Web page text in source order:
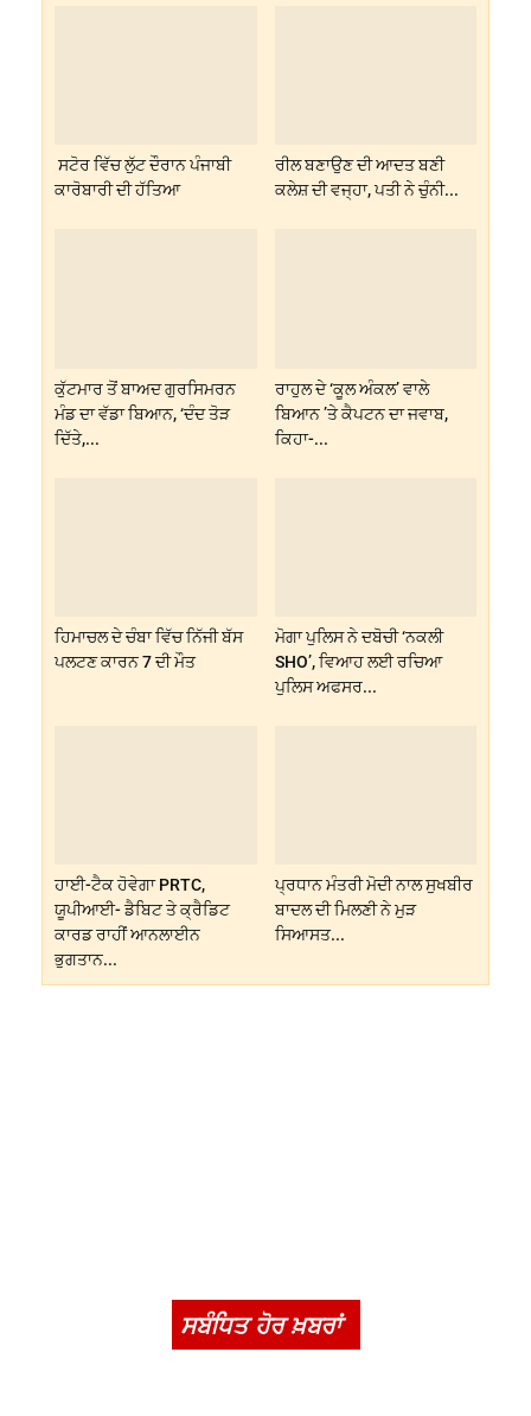
ਸਟੋਰ ਵਿੱਚ ਲੁੱਟ ਦੌਰਾਨ ਪੰਜਾਬੀ
ਕਾਰੋਬਾਰੀ ਦੀ ਹੱਤਿਆ
ਰੀਲ ਬਣਾਉਣ ਦੀ ਆਦਤ ਬਣੀ
ਕਲੇਸ਼ ਦੀ ਵਜ੍ਹਾ, ਪਤੀ ਨੇ ਚੁੰਨੀ...
ਕੁੱਟਮਾਰ ਤੋਂ ਬਾਅਦ ਗੁਰਸਿਮਰਨ
ਮੰਡ ਦਾ ਵੱਡਾ ਬਿਆਨ, ‘ਦੰਦ ਤੋੜ
ਦਿੱਤੇ,...
ਰਾਹੁਲ ਦੇ ‘ਕੂਲ ਅੰਕਲ’ ਵਾਲੇ
ਬਿਆਨ ’ਤੇ ਕੈਪਟਨ ਦਾ ਜਵਾਬ,
ਕਿਹਾ-...
ਹਿਮਾਚਲ ਦੇ ਚੰਬਾ ਵਿੱਚ ਨਿੱਜੀ ਬੱਸ
ਪਲਟਣ ਕਾਰਨ 7 ਦੀ ਮੌਤ
ਮੋਗਾ ਪੁਲਿਸ ਨੇ ਦਬੋਚੀ ‘ਨਕਲੀ
SHO’, ਵਿਆਹ ਲਈ ਰਚਿਆ
ਪੁਲਿਸ ਅਫਸਰ...
ਹਾਈ-ਟੈਕ ਹੋਵੇਗਾ PRTC,
ਯੂਪੀਆਈ- ਡੈਬਿਟ ਤੇ ਕ੍ਰੈਡਿਟ
ਕਾਰਡ ਰਾਹੀਂ ਆਨਲਾਈਨ
ਭੁਗਤਾਨ...
ਪ੍ਰਧਾਨ ਮੰਤਰੀ ਮੋਦੀ ਨਾਲ ਸੁਖਬੀਰ
ਬਾਦਲ ਦੀ ਮਿਲਣੀ ਨੇ ਮੁੜ
ਸਿਆਸਤ...
ਸਬੰਧਿਤ ਹੋਰ ਖ਼ਬਰਾਂ